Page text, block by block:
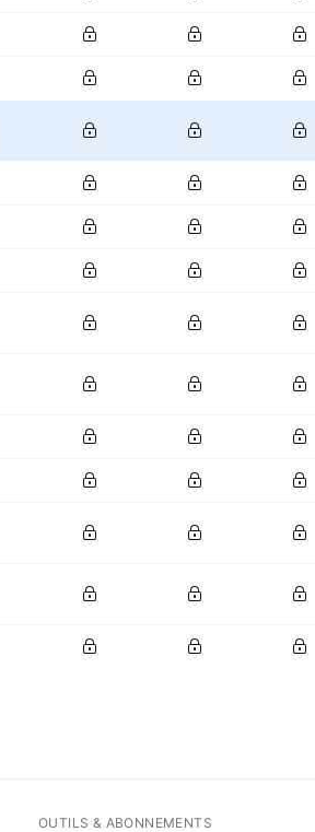
OUTILS & ABONNEMENTS